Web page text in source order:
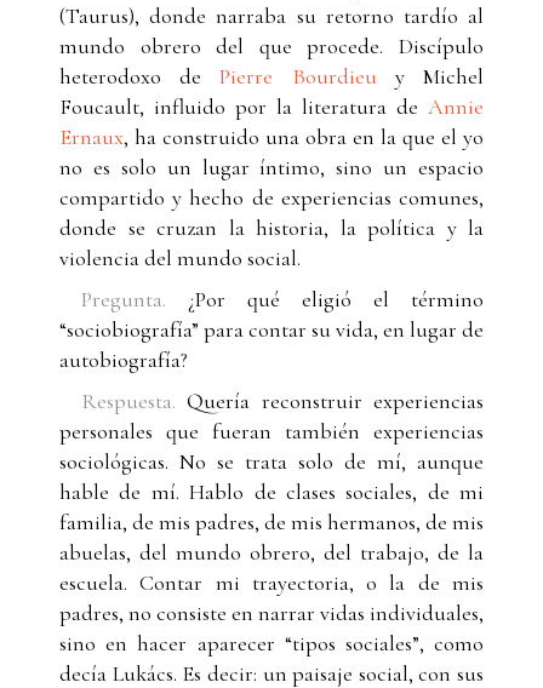
(Taurus), donde narraba su retorno tardío al
mundo obrero del que procede. Discípulo
heterodoxo dePierre Bourdieu y Michel
Foucault, influido por la literatura de Annie
Ernaux, ha construido una obra en la que el yo
no es solo un lugar íntimo, sino un espacio
compartido y hecho de experiencias comunes,
donde se cruzan la historia, la política y la
violencia del mundo social.
Pregunta. ¿Por qué eligió el término
“sociobiografía” para contar su vida, en lugar de
autobiografía?
Respuesta. Quería reconstruir experiencias
personales que fueran también experiencias
sociológicas. No se trata solo de mí, aunque
hable de mí. Hablo de clases sociales, de mi
familia, de mis padres, de mis hermanos, de mis
abuelas, del mundo obrero, del trabajo, de la
escuela. Contar mi trayectoria, o la de mis
padres, no consiste en narrar vidas individuales,
sino en hacer aparecer “tipos sociales”, como
decía Lukács. Es decir: un paisaje social, con sus